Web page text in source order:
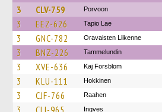
3 CLV-759 Porvoon
3 EEZ-626 Tapio Lae
3 GNC-782 Oravaisten Liikenne
3 BNZ-226 Tammelundin
3 XVE-636 Kaj Forsblom
3 KLU-111 Hokkinen
3 CJF-766 Raahen
3 CLI-965 Ingves